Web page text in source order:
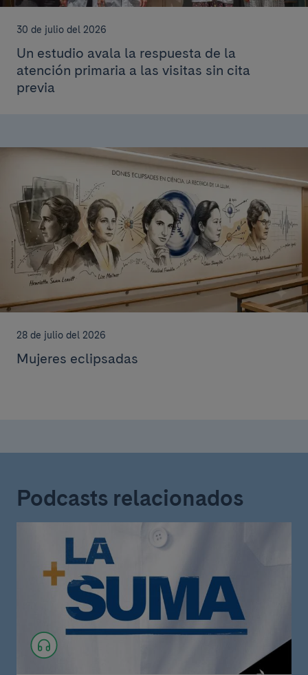
30 de julio del 2026
Un estudio avala la respuesta de la
atención primaria a las visitas sin cita
previa
28 de julio del 2026
Mujeres eclipsadas
Podcasts relacionados